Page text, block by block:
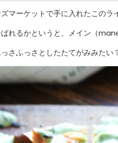
マーケットで手に入れたこのラ
れるかというと、メイン（
さふっさとしたたてがみみたい